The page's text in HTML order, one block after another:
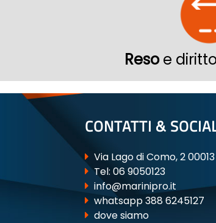
Resoe
CONTATTI &
Via Lago di Como, 2
Tel: 06 9050123
info@marinipro.it
whatsapp 388 6245127
dove siamo